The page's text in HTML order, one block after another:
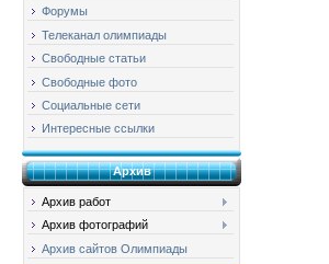
Форумы
Телеканал олимпиады
Свободные статьи
Свободные фото
Социальные сети
Интересные ссылки
Архив
Архив работ
Архив фотографий
Архив сайтов Олимпиады